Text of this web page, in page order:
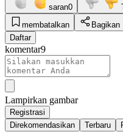
saran0
membatalkan
Bagikan
Daftar
komentar9
Lampirkan gambar
Registrasi
Direkomendasikan
Terbaru